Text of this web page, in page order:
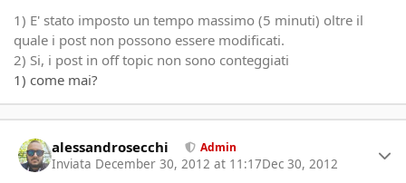
1) E' stato imposto un tempo massimo (5 minuti) oltre il
quale i post non possono essere modificati.
2) Si, i post in off topic non sono conteggiati
1) come mai?
alessandrosecchi Admin
Inviata December 30, 2012 at 11:17Dec 30, 2012